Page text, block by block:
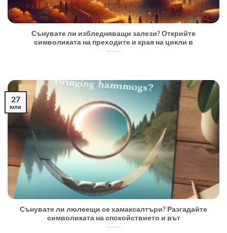
Сънувате ли избледняващи залези? Открийте
символиката на преходите и края на цикли в
Сънувате ли люлеещи се хамаксалтъри? Разгадайте
символиката на спокойствието и вът
27
юли